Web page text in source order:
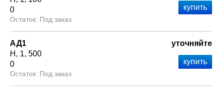
0
Под заказ
АД1
Н
1 500
0
Под заказ
уточняйте